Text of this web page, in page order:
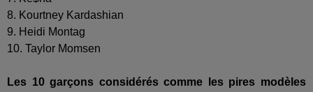
8. Kourtney Kardashian
9. Heidi Montag
10. Taylor Momsen
Les 10 garçons considérés comme les pires modèles